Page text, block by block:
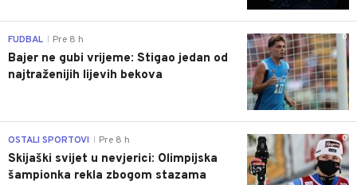
0
FUDBAL Pre 8 h
Bajer ne gubi vrijeme: Stigao jedan od
najtraženijih lijevih bekova
0
OSTALI SPORTOVI Pre 8 h
Skijaški svijet u nevjerici: Olimpijska
šampionka rekla zbogom stazama